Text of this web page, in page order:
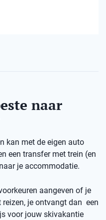
naar
kan met de eigen auto
een transfer met trein (en
je accommodatie.
aangeven of je
je ontvangt dan een
voor jouw skivakantie